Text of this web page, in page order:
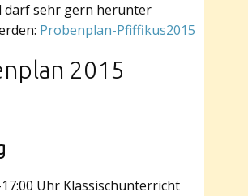
darf sehr gern herunter
Probenplan-Pfiffikus2015
2015
17:00 Uhr Klassischunterricht